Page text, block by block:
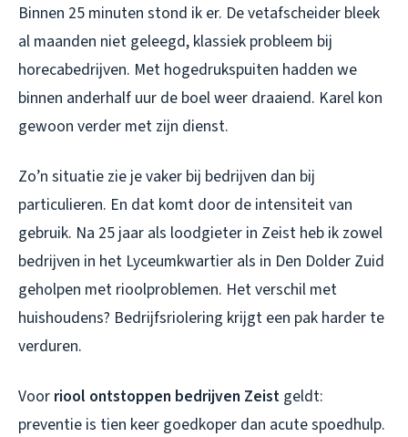
Binnen 25 minuten stond ik er. De vetafscheider bleek
al maanden niet geleegd, klassiek probleem bij
horecabedrijven. Met hogedrukspuiten hadden we
binnen anderhalf uur de boel weer draaiend. Karel kon
gewoon verder met zijn dienst.
Zo’n situatie zie je vaker bij bedrijven dan bij
particulieren. En dat komt door de intensiteit van
gebruik. Na 25 jaar als loodgieter in Zeist heb ik zowel
bedrijven in het Lyceumkwartier als in Den Dolder Zuid
geholpen met rioolproblemen. Het verschil met
huishoudens? Bedrijfsriolering krijgt een pak harder te
verduren.
Voor riool ontstoppen bedrijven Zeist geldt:
preventie is tien keer goedkoper dan acute spoedhulp.